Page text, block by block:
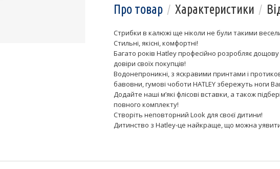
Про товар Характеристики
Стрибки в калюжі ще ніколи не були такими
Стильні, якісні, комфортні!
Багато років Hatley професійно розробляє
довіри своїх покупців!
Водонепроникні, з яскравими принтами і
бавовни, гумові чоботи HATLEY збережуть ноги
Додайте наші м’які флісові вставки, а також
повного комплекту!
Створіть неповторний Look для своєї дитини!
Дитинство з Hatley-це найкраще, що можна